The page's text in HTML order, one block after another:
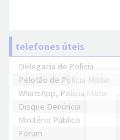
telefones úteis
Delegacia de Polícia
Pelotão de Polícia Militar
WhatsApp, Polícia Militar
Disque Denúncia
Minitério Público
Fórum